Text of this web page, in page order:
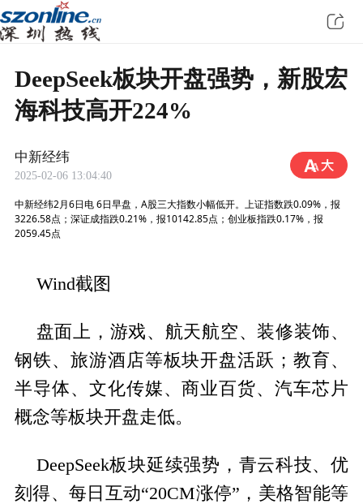
DeepSeek板块开盘强势，新股宏
海科技高开224%
中新经纬
2025-02-06 13:04:40
中新经纬2月6日电 6日早盘，A股三大指数小幅低开。上证指数跌0.09%，报
3226.58点；深证成指跌0.21%，报10142.85点；创业板指跌0.17%，报
2059.45点
Wind截图
盘面上，游戏、航天航空、装修装饰、
钢铁、旅游酒店等板块开盘活跃；教育、
半导体、文化传媒、商业百货、汽车芯片
概念等板块开盘走低。
DeepSeek板块延续强势，青云科技、优
刻得、每日互动“20CM涨停”，美格智能等